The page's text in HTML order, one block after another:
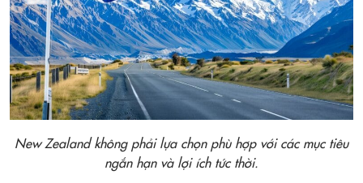
New Zealand không phải lựa chọn phù hợp với các mục tiêu
ngắn hạn và lợi ích tức thời.